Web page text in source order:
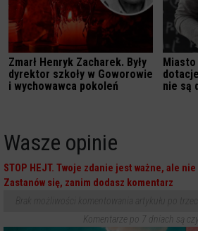
Zmarł Henryk Zacharek. Były
dyrektor szkoły w Goworowie
i wychowawca pokoleń
Miasto
nie są
Wasze opinie
STOP HEJT. Twoje zdanie jest ważne, ale
Zastanów się, zanim dodasz komentarz
Komentarze po 7 dniach są